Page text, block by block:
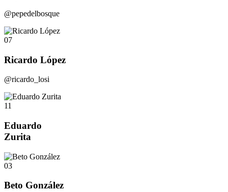
@pepedelbosque
07
Ricardo López
@ricardo_losi
11
Eduardo
Zurita
03
Beto González